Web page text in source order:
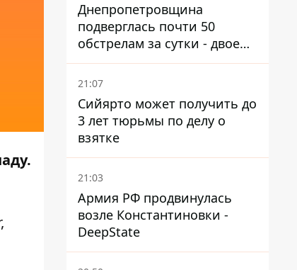
,
Днепропетровщина
подверглась почти 50
обстрелам за сутки - двое
погибших, шесть
пострадавших
21:07
Сийярто может получить до
3 лет тюрьмы по делу о
взятке
21:03
Армия РФ продвинулась
возле Константиновки -
DeepState